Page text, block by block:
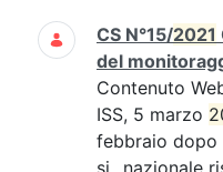
CS N°15/2021
del
Contenuto
ISS, 5 marzo
febbraio dopo
si...nazionale